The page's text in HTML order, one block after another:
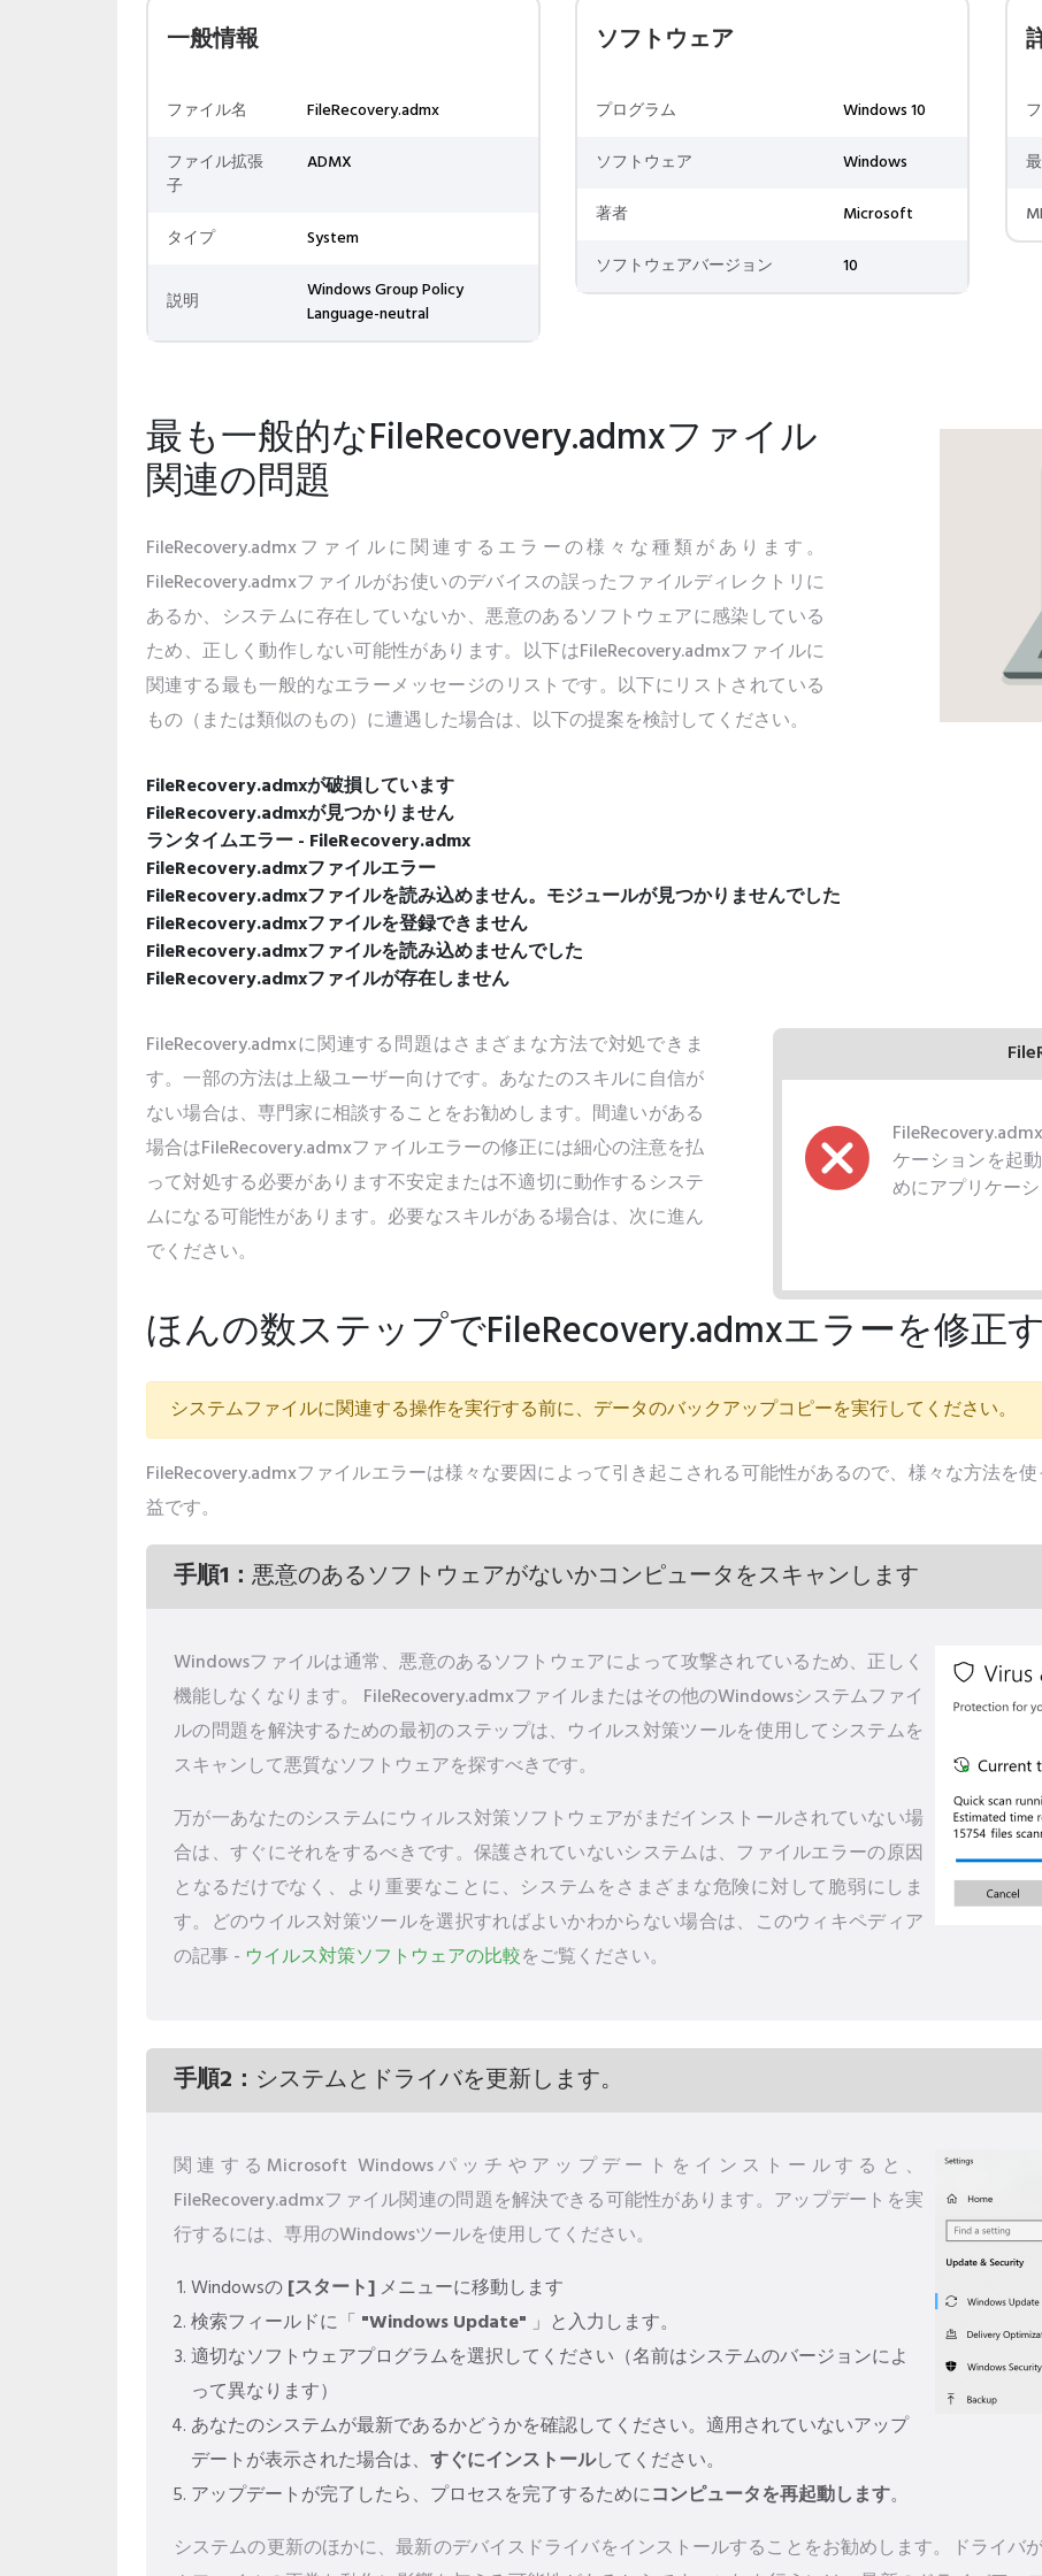
一般情報
ファイル名
FileRecovery.admx
ファイル拡張
子
ADMX
タイプ System
説明
Windows Group Policy
Language-neutral
ソフトウェア
プログラム
Windows 10
ソフトウェア
Windows
著者
Microsoft
ソフトウェアバージョン
10
最も一般的なFileRecovery.admxファイル
関連の問題
FileRecovery.admxファイルに関連するエラーの様々な種類があります。
FileRecovery.admxファイルがお使いのデバイスの誤ったファイルディレクトリに
あるか、システムに存在していないか、悪意のあるソフトウェアに感染している
ため、正しく動作しない可能性があります。以下はFileRecovery.admxファイルに
関連する最も一般的なエラーメッセージのリストです。以下にリストされている
もの（または類似のもの）に遭遇した場合は、以下の提案を検討してください。
FileRecovery.admxが破損しています
FileRecovery.admxが見つかりません
ランタイムエラー - FileRecovery.admx
FileRecovery.admxファイルエラー
FileRecovery.admxファイルを読み込めません。モジュールが見つかりませんでした
FileRecovery.admxファイルを登録できません
FileRecovery.admxファイルを読み込めませんでした
FileRecovery.admxファイルが存在しません
ケーションを起
めにアプリケー
FileRecovery.admxに関連する問題はさまざまな方法で対処できま
す。一部の方法は上級ユーザー向けです。あなたのスキルに自信が
ない場合は、専門家に相談することをお勧めします。間違いがある
場合はFileRecovery.admxファイルエラーの修正には細心の注意を払
って対処する必要があります不安定または不適切に動作するシステ
ムになる可能性があります。必要なスキルがある場合は、次に進ん
でください。
ほんの数ステップでFileRecovery.admxエラーを修正
システムファイルに関連する操作を実行する前に、データのバックアップコピーを実行してください。
FileRecovery.admxファイルエラーは様々な要因によって引き起こされる可能性があるので、様々な方法を
益です。
手順1： 悪意のあるソフトウェアがないかコンピュータをスキャンします
Windowsファイルは通常、悪意のあるソフトウェアによって攻撃されているため、正しく
機能しなくなります。 FileRecovery.admxファイルまたはその他のWindowsシステムファイ
ルの問題を解決するための最初のステップは、ウイルス対策ツールを使用してシステムを
スキャンして悪質なソフトウェアを探すべきです。
万が一あなたのシステムにウィルス対策ソフトウェアがまだインストールされていない場
合は、すぐにそれをするべきです。保護されていないシステムは、ファイルエラーの原因
となるだけでなく、より重要なことに、システムをさまざまな危険に対して脆弱にしま
す。どのウイルス対策ツールを選択すればよいかわからない場合は、このウィキペディア
の記事 - ウイルス対策ソフトウェアの比較をご覧ください。
手順2： システムとドライバを更新します。
関連するMicrosoft Windowsパッチやアップデートをインストールすると、
FileRecovery.admxファイル関連の問題を解決できる可能性があります。アップデートを実
行するには、専用のWindowsツールを使用してください。
Windowsの[スタート] メニューに移動します
検索フィールドに「 "Windows Update" 」と入力します。
適切なソフトウェアプログラムを選択してください（名前はシステムのバージョンによ
って異なります）
あなたのシステムが最新であるかどうかを確認してください。適用されていないアップ
デートが表示された場合は、 すぐにインストールしてください。
アップデートが完了したら、プロセスを完了するためにコンピュータを再起動します。
システムの更新のほかに、最新のデバイスドライバをインストールすることをお勧めします。ドライバ